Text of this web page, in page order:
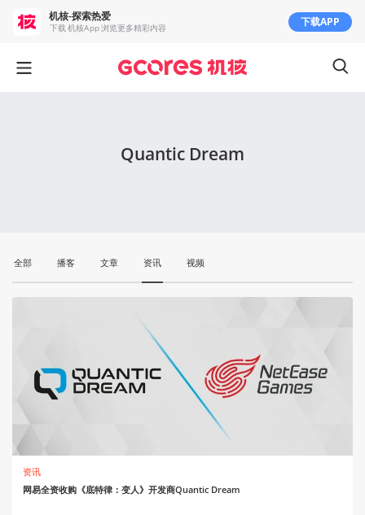
Quantic Dream
全部 播客 文章 资讯 视频
资讯
网易全资收购《底特律：变人》开发商Quantic Dream
机核-探索热爱
下载 机核App 浏览更多精彩内容 下载APP